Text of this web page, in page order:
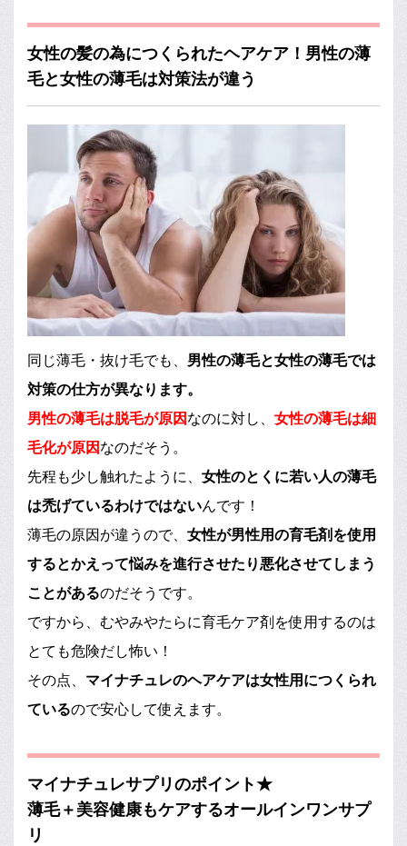
女性の髪の為につくられたヘアケア！男性の薄
毛と女性の薄毛は対策法が違う
同じ薄毛・抜け毛でも、 男性の薄毛と女性の薄毛では
対策の仕方が異なります。
男性の薄毛は脱毛が原因 なのに対し、 女性の薄毛は細
毛化が原因 なのだそう。
先程も少し触れたように、 女性のとくに若い人の薄毛
は禿げているわけではないんです！
薄毛の原因が違うので、 女性が男性用の育毛剤を使用
するとかえって悩みを進行させたり悪化させてしまう
ことがあるのだそうです。
ですから、むやみやたらに育毛ケア剤を使用するのは
とても危険だし怖い！
その点、 マイナチュレのヘアケアは女性用につくられ
ているので安心して使えます。
マイナチュレサプリのポイント★
薄毛＋美容健康もケアするオールインワンサプ
リ